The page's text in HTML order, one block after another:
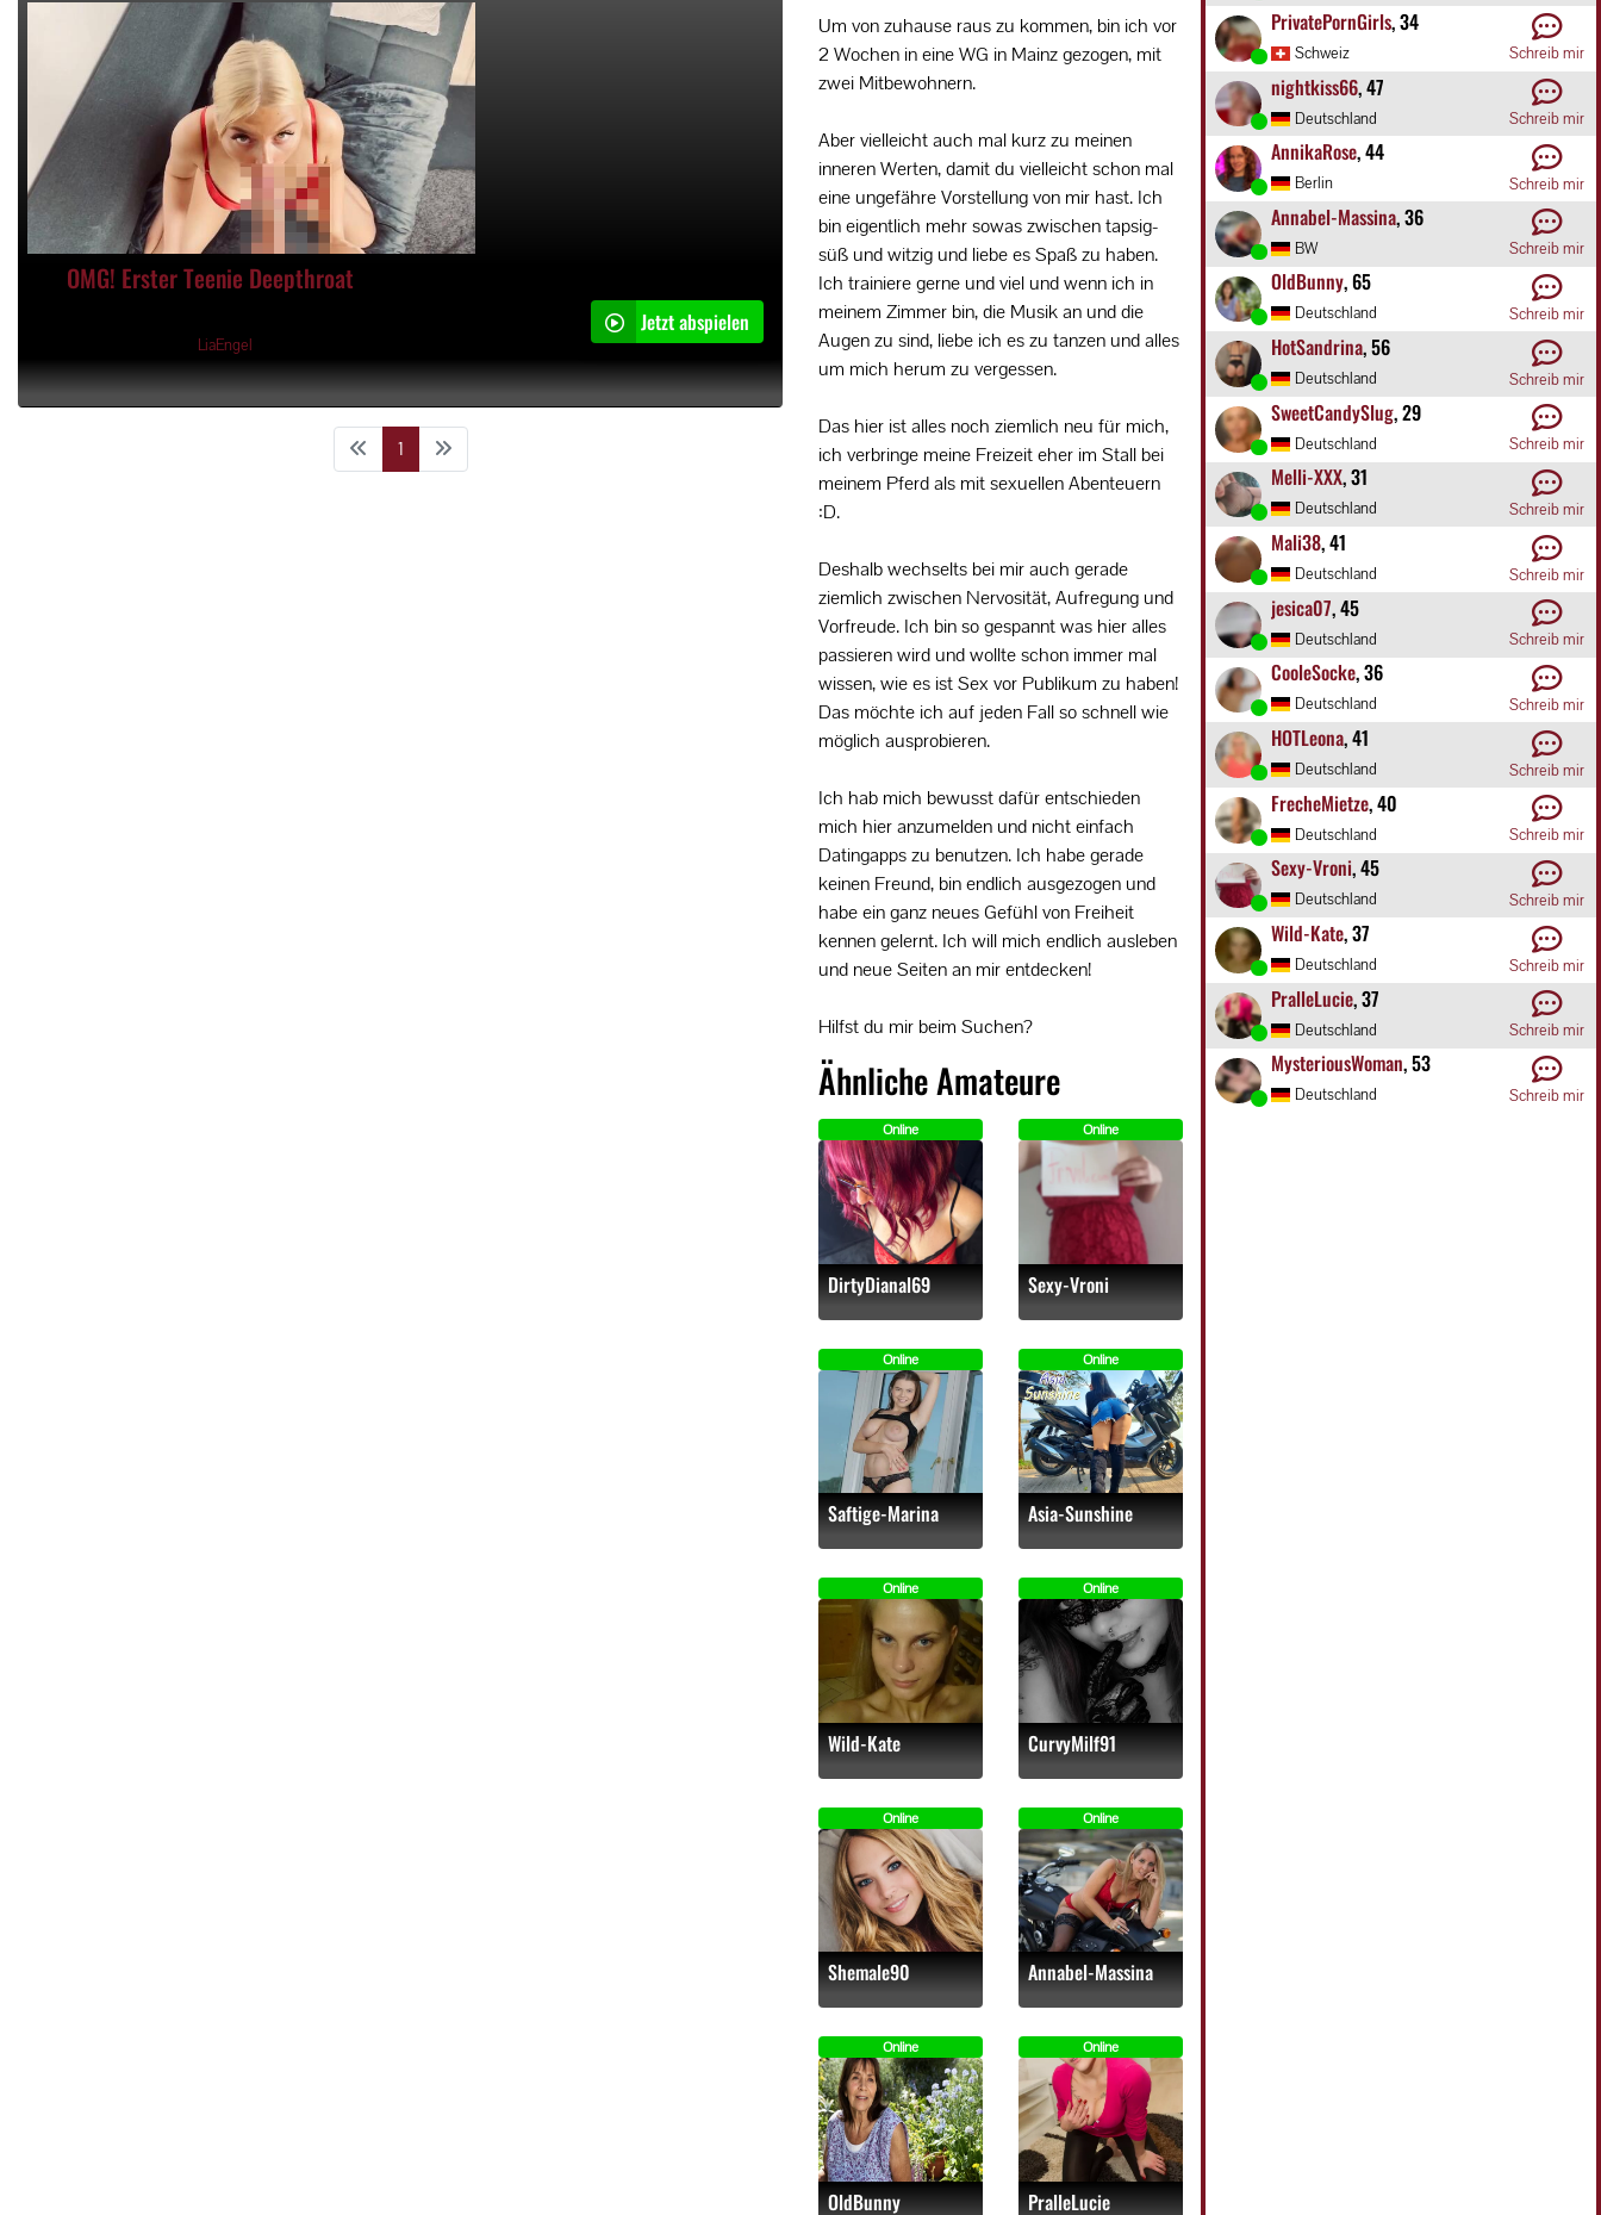
OMG! Erster Teenie Deepthroat
LiaEngel
Jetzt abspielen
1
Um von zuhause raus zu kommen, bin ich vor
2 Wochen in eine WG in Mainz gezogen, mit
zwei Mitbewohnern.
Aber vielleicht auch mal kurz zu meinen
inneren Werten, damit du vielleicht schon mal
eine ungefähre Vorstellung von mir hast. Ich
bin eigentlich mehr sowas zwischen tapsig-
süß und witzig und liebe es Spaß zu haben.
Ich trainiere gerne und viel und wenn ich in
meinem Zimmer bin, die Musik an und die
Augen zu sind, liebe ich es zu tanzen und alles
um mich herum zu vergessen.
Das hier ist alles noch ziemlich neu für mich,
ich verbringe meine Freizeit eher im Stall bei
meinem Pferd als mit sexuellen Abenteuern
:D.
Deshalb wechselts bei mir auch gerade
ziemlich zwischen Nervosität, Aufregung und
Vorfreude. Ich bin so gespannt was hier alles
passieren wird und wollte schon immer mal
wissen, wie es ist Sex vor Publikum zu haben!
Das möchte ich auf jeden Fall so schnell wie
möglich ausprobieren.
Ich hab mich bewusst dafür entschieden
mich hier anzumelden und nicht einfach
Datingapps zu benutzen. Ich habe gerade
keinen Freund, bin endlich ausgezogen und
habe ein ganz neues Gefühl von Freiheit
kennen gelernt. Ich will mich endlich ausleben
und neue Seiten an mir entdecken!
Hilfst du mir beim Suchen?
Ähnliche Amateure
Online
DirtyDianal69
Online
Sexy-Vroni
Online
Saftige-Marina
Online
Asia-Sunshine
Online
Wild-Kate
Online
CurvyMilf91
Online
Shemale90
Online
Annabel-Massina
Online
OldBunny
Online
PralleLucie
PrivatePornGirls, 34
Schweiz Schreib mir
nightkiss66, 47
Deutschland Schreib mir
AnnikaRose, 44
Berlin Schreib mir
Annabel-Massina, 36
BW Schreib mir
OldBunny, 65
Deutschland Schreib mir
HotSandrina, 56
Deutschland Schreib mir
SweetCandySlug, 29
Deutschland Schreib mir
Melli-XXX, 31
Deutschland Schreib mir
Mali38, 41
Deutschland Schreib mir
jesica07, 45
Deutschland Schreib mir
CooleSocke, 36
Deutschland Schreib mir
HOTLeona, 41
Deutschland Schreib mir
FrecheMietze, 40
Deutschland Schreib mir
Sexy-Vroni, 45
Deutschland Schreib mir
Wild-Kate, 37
Deutschland Schreib mir
PralleLucie, 37
Deutschland Schreib mir
MysteriousWoman, 53
Deutschland Schreib mir